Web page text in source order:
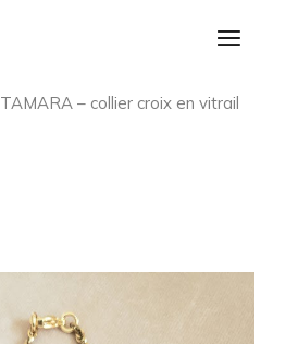
TAMARA – collier croix en vitrail